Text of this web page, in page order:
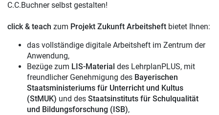
C.C.Buchner selbst gestalten!
click & teach zum Projekt Zukunft Arbeitsheft bietet Ihnen:
das vollständige digitale Arbeitsheft im Zentrum der
Anwendung,
Bezüge zum LIS-Material des LehrplanPLUS, mit
freundlicher Genehmigung des Bayerischen
Staatsministeriums für Unterricht und Kultus
(StMUK) und des Staatsinstituts für Schulqualität
und Bildungsforschung (ISB),